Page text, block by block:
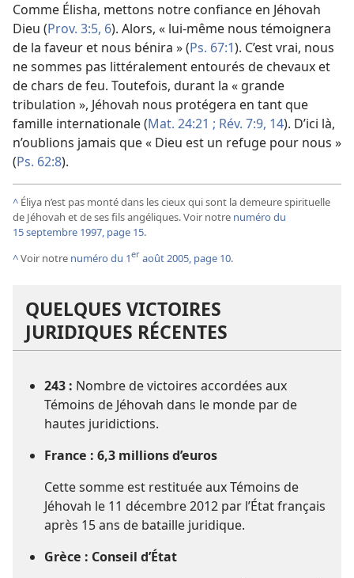
Comme Élisha, mettons notre confiance en Jéhovah
Dieu (Prov. 3:5, 6). Alors, « lui-même nous témoignera
de la faveur et nous bénira » (Ps. 67:1). C’est vrai, nous
ne sommes pas littéralement entourés de chevaux et
de chars de feu. Toutefois, durant la « grande
tribulation », Jéhovah nous protégera en tant que
famille internationale (Mat. 24:21 ; Rév. 7:9, 14). D’ici là,
n’oublions jamais que « Dieu est un refuge pour nous »
(Ps. 62:8).
^ Éliya n’est pas monté dans les cieux qui sont la demeure spirituelle
de Jéhovah et de ses fils angéliques. Voir notre numéro du
15 septembre 1997, page 15.
^Voir notre numéro du 1er août 2005, page 10.
QUELQUES VICTOIRES
JURIDIQUES RÉCENTES
243 : Nombre de victoires accordées aux
Témoins de Jéhovah dans le monde par de
hautes juridictions.
France : 6,3 millions d’euros
Cette somme est restituée aux Témoins de
Jéhovah le 11 décembre 2012 par l’État français
après 15 ans de bataille juridique.
Grèce : Conseil d’État